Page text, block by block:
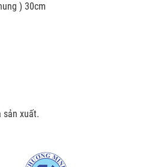
) 30cm
sản xuất.